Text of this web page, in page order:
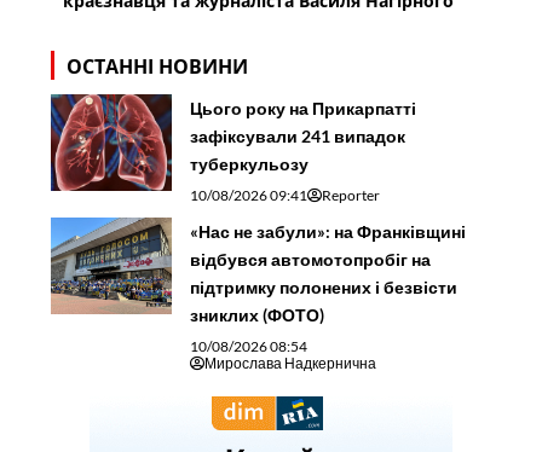
ОСТАННІ НОВИНИ
Цього року на Прикарпатті
зафіксували 241 випадок
туберкульозу
10/08/2026 09:41 Reporter
«Нас не забули»: на Франківщині
відбувся автомотопробіг на
підтримку полонених і безвісти
зниклих (ФОТО)
10/08/2026 08:54
Мирослава Надкернична